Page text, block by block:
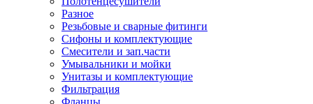
Разное
Резьбовые и сварные фитинги
Сифоны и комплектующие
Смесители и зап.части
Умывальники и мойки
Унитазы и комплектующие
Фильтрация
Фланцы